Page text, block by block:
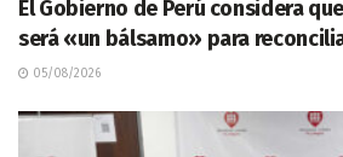
El Gobierno de Perú considera
será «un bálsamo» para
05/08/2026